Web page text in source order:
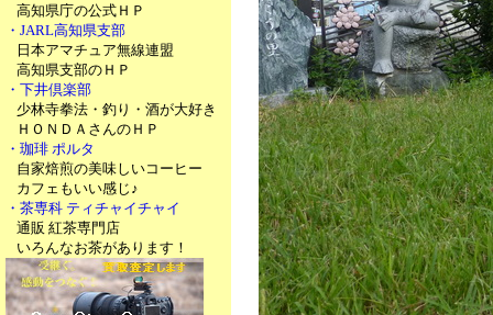
高知県庁の公式ＨＰ
・JARL高知県支部
日本アマチュア無線連盟
高知県支部のＨＰ
・下井倶楽部
少林寺拳法・釣り・酒が大好き
ＨＯＮＤＡさんのＨＰ
・珈琲 ポルタ
自家焙煎の美味しいコーヒー
カフェもいい感じ♪
・茶専科 ティチャイチャイ
通販 紅茶専門店
いろんなお茶があります！